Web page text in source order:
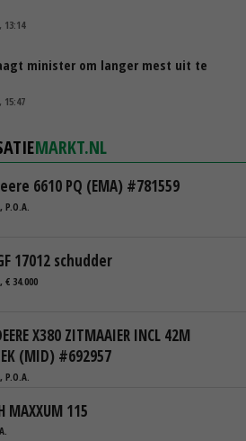
13:14
minister om langer mest uit te
15:47
MARKT.NL
6610 PQ (EMA) #781559
P.O.A.
17012 schudder
€ 34.000
X380 ZITMAAIER INCL 42M
(MID) #692957
P.O.A.
MAXXUM 115